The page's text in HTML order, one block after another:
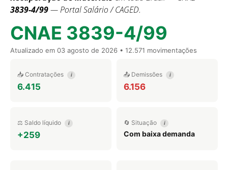
3839-4/99— Portal Salário / CAGED.
CNAE 3839-4/99
Atualizado em 03 agosto de 2026 • 12.571 movimentações
📥 Contratações i
6.415
📤 Demissões i
6.156
⚖️ Saldo líquido i
+259
🔄 Situação i
Com baixa demanda